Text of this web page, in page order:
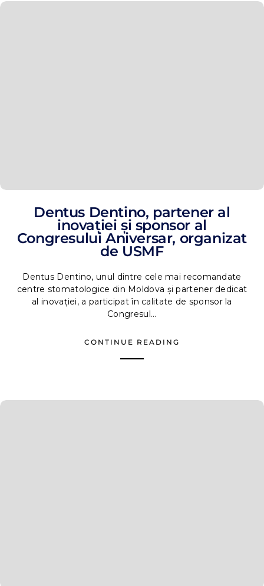
Dentus Dentino, partener al
inovației și sponsor al
Congresului Aniversar, organizat
de USMF
Dentus Dentino, unul dintre cele mai recomandate
centre stomatologice din Moldova și partener dedicat
al inovației, a participat în calitate de sponsor la
Congresul...
CONTINUE READING